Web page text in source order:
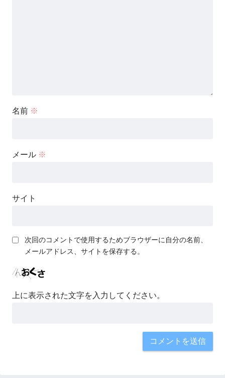
名前 ※
メール ※
サイト
次回のコメントで使用するためブラウザーに自分の名前、
メールアドレス、サイトを保存する。
上に表示された文字を入力してください。